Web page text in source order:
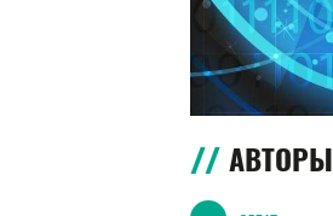
АВТОРЫ